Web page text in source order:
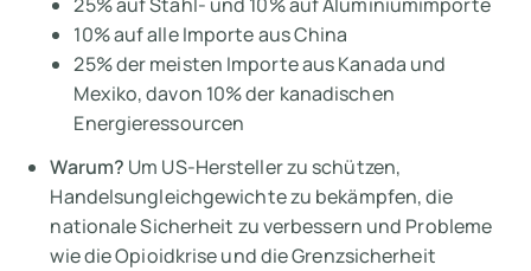
25% auf Stahl- und 10% auf Aluminiumimporte
10% auf alle Importe aus China
25% der meisten Importe aus Kanada und
Mexiko, davon 10% der kanadischen
Energieressourcen
Warum? Um US-Hersteller zu schützen,
Handelsungleichgewichte zu bekämpfen, die
nationale Sicherheit zu verbessern und Probleme
wie die Opioidkrise und die Grenzsicherheit